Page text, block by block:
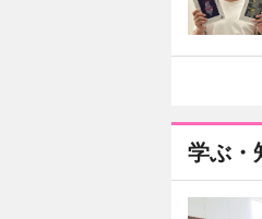
学ぶ・